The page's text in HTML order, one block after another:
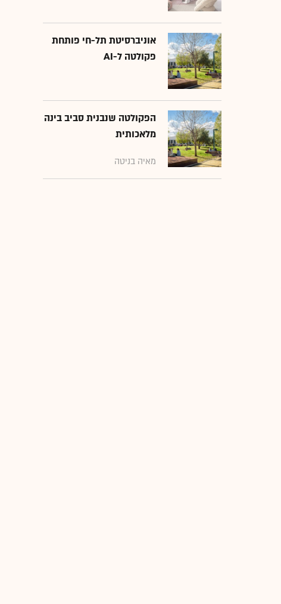
אוניברסיטת תל-חי פותחת
פקולטה ל-AI
הפקולטה שנבנית סביב בינה
מלאכותית
מאיה בניטה